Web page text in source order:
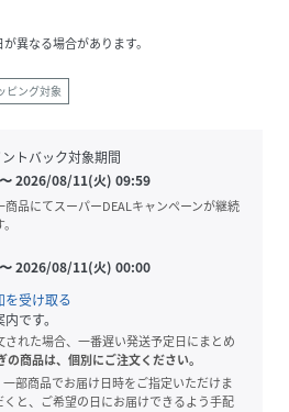
異なる場合があります。
ピング対象
トバック対象期間
〜2026/08/11(火) 09:59
品にてスーパーDEALキャンペーンが継続
〜2026/08/11(火) 00:00
を受け取る
です。
れた場合、一番遅い発送予定日にまとめ
の商品は、個別にご注文ください。
部商品でお届け日時をご指定いただけま
と、ご希望の日にお届けできるよう手配